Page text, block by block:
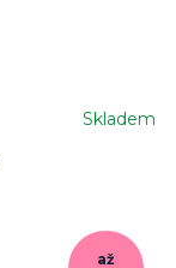
Skladem
až